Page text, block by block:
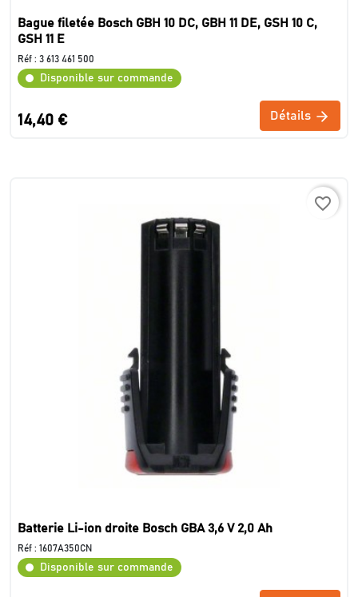
Bague filetée Bosch GBH 10 DC, GBH 11 DE, GSH 10 C,
GSH 11 E
Réf : 3 613 461 500
Disponible sur commande
14,40 € Détails
favorite_border
Batterie Li-ion droite Bosch GBA 3,6 V 2,0 Ah
Réf : 1607A350CN
Disponible sur commande